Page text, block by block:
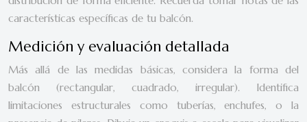
características específicas de tu balcón.
Medición y evaluación detallada
Más allá de las medidas básicas, considera la forma del
balcón (rectangular, cuadrado, irregular). Identifica
limitaciones estructurales como tuberías, enchufes, o la